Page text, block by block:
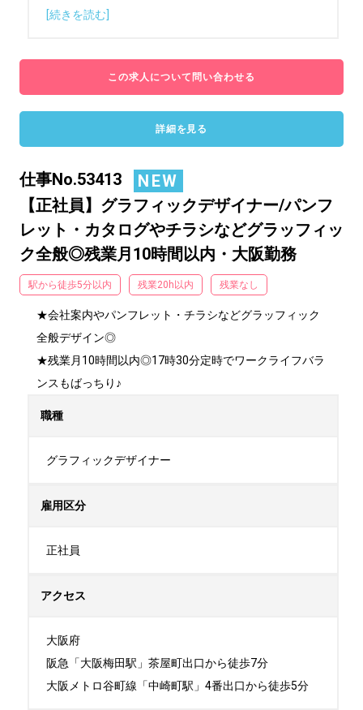
[続きを読む]
この求人について問い合わせる
詳細を見る
仕事No.53413
NEW
【正社員】グラフィックデザイナー/パンフ
レット・カタログやチラシなどグラッフィッ
ク全般◎残業月10時間以内・大阪勤務
駅から徒歩5分以内 残業20h以内 残業なし
★会社案内やパンフレット・チラシなどグラッフィック
全般デザイン◎
★残業月10時間以内◎17時30分定時でワークライフバラ
ンスもばっちり♪
職種
グラフィックデザイナー
雇用区分
正社員
アクセス
大阪府
阪急「大阪梅田駅」茶屋町出口から徒歩7分
大阪メトロ谷町線「中崎町駅」4番出口から徒歩5分